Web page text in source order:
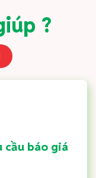
?
cầu báo giá